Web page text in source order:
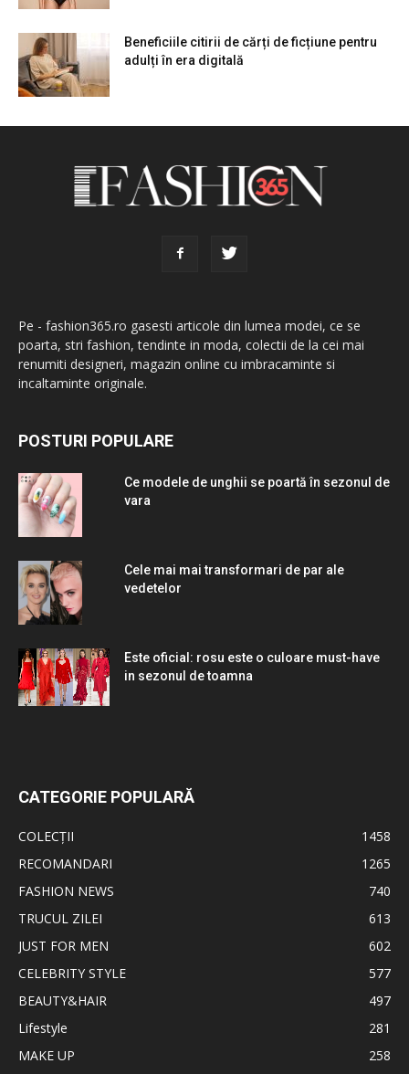
Beneficiile citirii de cărți de ficțiune pentru
adulți în era digitală
Pe - fashion365.ro gasesti articole din lumea modei, ce se
poarta, stri fashion, tendinte in moda, colectii de la cei mai
renumiti designeri, magazin online cu imbracaminte si
incaltaminte originale.
POSTURI POPULARE
Ce modele de unghii se poartă în sezonul de
vara
Cele mai mai transformari de par ale
vedetelor
Este oficial: rosu este o culoare must-have
in sezonul de toamna
CATEGORIE POPULARĂ
COLECȚII
1458
RECOMANDARI
1265
FASHION NEWS
740
TRUCUL ZILEI
613
JUST FOR MEN
602
CELEBRITY STYLE
577
BEAUTY&HAIR
497
Lifestyle
281
MAKE UP
258